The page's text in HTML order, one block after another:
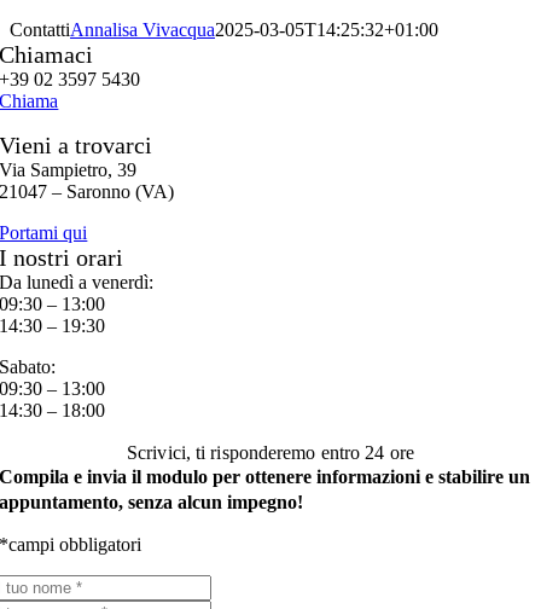
ContattiAnnalisa Vivacqua2025-03-05T14:25:32+01:00
Chiamaci
+39 02 3597 5430
Chiama
Vieni a trovarci
Via Sampietro, 39
21047 – Saronno (VA)
Portami qui
I nostri orari
Da lunedì a venerdì:
09:30 – 13:00
14:30 – 19:30
Sabato:
09:30 – 13:00
14:30 – 18:00
Scrivici, ti risponderemo entro 24 ore
Compila e invia il modulo per ottenere informazioni e stabilire un
appuntamento, senza alcun impegno!
*campi obbligatori